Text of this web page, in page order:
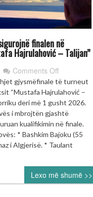
finalen në
Hajrulahović – Talijan”
Comments Offon
Taulant
Jakupi
dhe
Riad
Isufi
sigurojnë
finalen
Turneun
“Mustafa
gjysmëfinale të turneut
“Mustafa Hajrulahović –
deri më 1 gusht 2026.
i mbrojtën gjashtë
kualifikimin në finale.
* Bashkim Bajoku (55
i Algjerisë. * Taulant
Lexo më shumë >>